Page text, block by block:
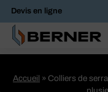
Devis en ligne
Accueil » Colliers de